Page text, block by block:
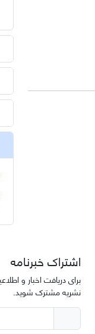
اشتراک خبرنامه
برای دریافت اخبار و
نشریه مشترک شوید.